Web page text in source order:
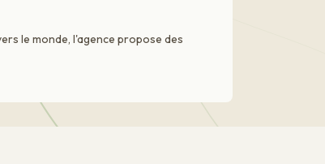
le monde, l'agence propose des